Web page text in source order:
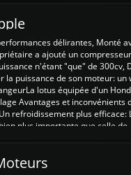
délirantes, Monté
a ajouté un
n'étant "que" de 300cv,
la puissance de son moteur: un
lotus équipée d'un
Avantages et inconvénients
refroidissement plus efficace:
plus importante que celle de ...